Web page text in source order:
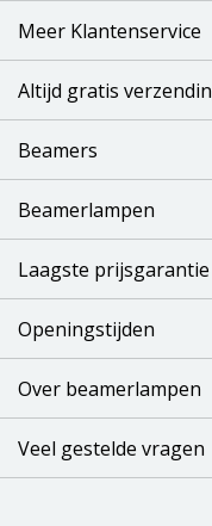
Meer Klantenservice
Altijd gratis
Beamers
Beamerlampen
Laagste prijsgarantie
Openingstijden
Over beamerlampen
Veel gestelde vragen